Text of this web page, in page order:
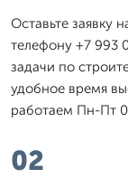
Оставьте
телефону +7 993
задачи по
удобное время
работаем Пн-Пт
02